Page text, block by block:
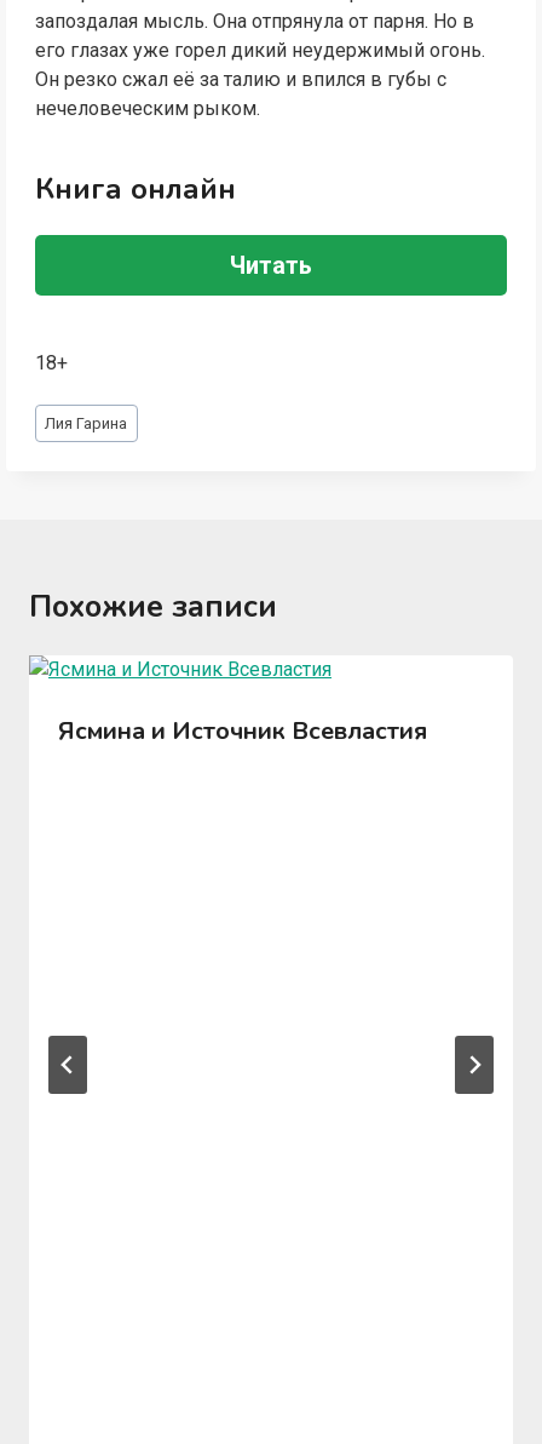
запоздалая мысль. Она отпрянула от парня. Но в
его глазах уже горел дикий неудержимый огонь.
Он резко сжал её за талию и впился в губы с
нечеловеческим рыком.
Книга онлайн
Читать
18+
Метки
записи:
Лия Гарина
Похожие записи
Ясмина и Источник Всевластия